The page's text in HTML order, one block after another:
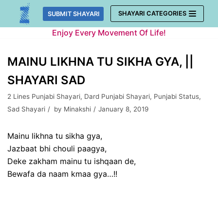
Skip
SUBMIT SHAYARI SHAYARI CATEGORIES
Enjoy Every Movement Of Life!
MAINU LIKHNA TU SIKHA GYA, ||
SHAYARI SAD
2 Lines Punjabi Shayari, Dard Punjabi Shayari, Punjabi Status,
Sad Shayari
by Minakshi January 8, 2019
Mainu likhna tu sikha gya,
Jazbaat bhi chouli paagya,
Deke zakham mainu tu ishqaan de,
Bewafa da naam kmaa gya…!!